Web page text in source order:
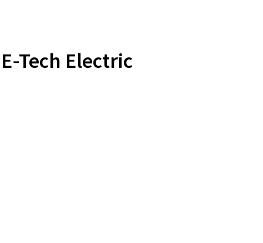
Tech Electric